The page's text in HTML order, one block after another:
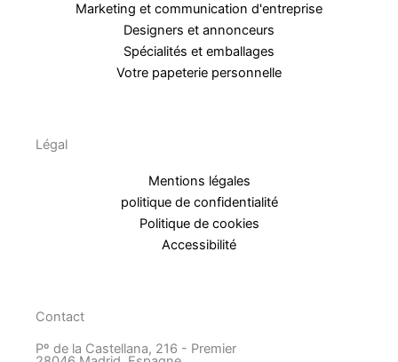
Marketing et communication d'entreprise
Designers et annonceurs
Spécialités et emballages
Votre papeterie personnelle
Légal
Mentions légales
politique de confidentialité
Politique de cookies
Accessibilité
Contact
Pº de la Castellana, 216 - Premier